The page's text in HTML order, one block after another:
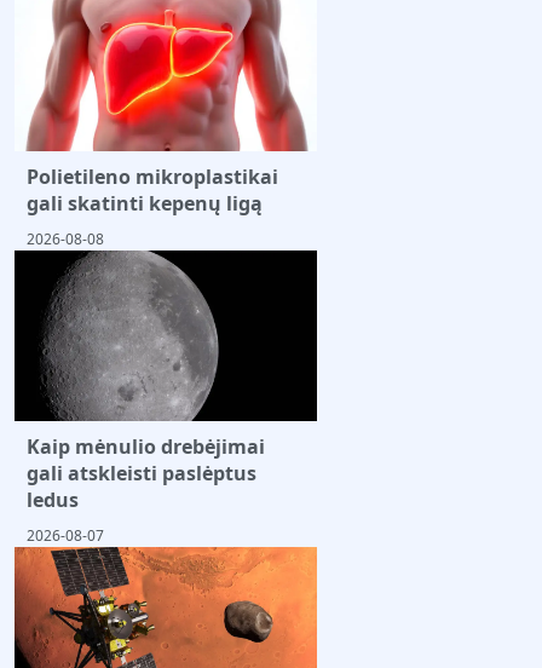
Polietileno mikroplastikai
gali skatinti kepenų ligą
2026-08-08
Kaip mėnulio drebėjimai
gali atskleisti paslėptus
ledus
2026-08-07